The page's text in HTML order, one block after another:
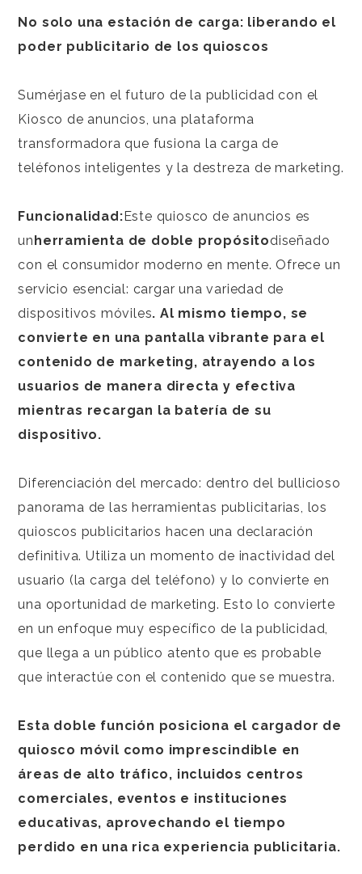
No solo una estación de carga: liberando el
poder publicitario de los quioscos
Sumérjase en el futuro de la publicidad con el
Kiosco de anuncios, una plataforma
transformadora que fusiona la carga de
teléfonos inteligentes y la destreza de marketing.
Funcionalidad: Este quiosco de anuncios es
un herramienta de doble propósitodiseñado
con el consumidor moderno en mente. Ofrece un
servicio esencial: cargar una variedad de
dispositivos móviles. Al mismo tiempo, se
convierte en una pantalla vibrante para el
contenido de marketing, atrayendo a los
usuarios de manera directa y efectiva
mientras recargan la batería de su
dispositivo.
Diferenciación del mercado: dentro del bullicioso
panorama de las herramientas publicitarias, los
quioscos publicitarios hacen una declaración
definitiva. Utiliza un momento de inactividad del
usuario (la carga del teléfono) y lo convierte en
una oportunidad de marketing. Esto lo convierte
en un enfoque muy específico de la publicidad,
que llega a un público atento que es probable
que interactúe con el contenido que se muestra.
Esta doble función posiciona el cargador de
quiosco móvil como imprescindible en
áreas de alto tráfico, incluidos centros
comerciales, eventos e instituciones
educativas, aprovechando el tiempo
perdido en una rica experiencia publicitaria.